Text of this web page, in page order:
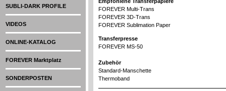
FOREVER Multi-Trans
FOREVER 3D-Trans
FOREVER Sublimation Paper
Transferpresse
FOREVER MS-50
Zubehör
Standard-Manschette
Thermoband
SUBLI-DARK PROFILE
VIDEOS
ONLINE-KATALOG
FOREVER Marktplatz
SONDERPOSTEN